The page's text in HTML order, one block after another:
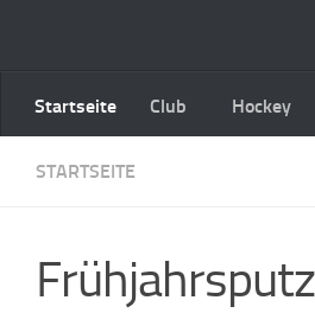
Startseite Club Hockey
STARTSEITE